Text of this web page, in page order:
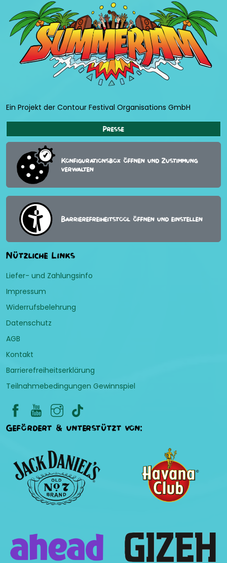
Ein Projekt der Contour Festival Organisations GmbH
Presse
Konfigurationsbox öffnen und Zustimmung
verwalten
Barrierefreiheitstool öffnen und einstellen
Nützliche Links
Liefer- und Zahlungsinfo
Impressum
Widerrufsbelehrung
Datenschutz
AGB
Kontakt
Barrierefreiheitserklärung
Teilnahmebedingungen Gewinnspiel
Gefördert & unterstützt von: